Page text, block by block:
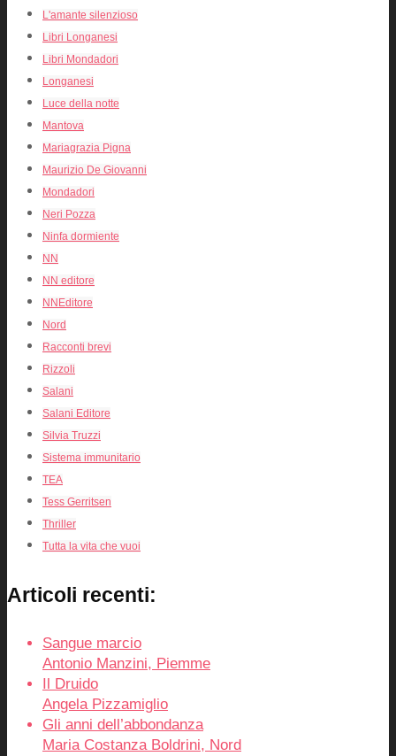
L'amante silenzioso
Libri Longanesi
Libri Mondadori
Longanesi
Luce della notte
Mantova
Mariagrazia Pigna
Maurizio De Giovanni
Mondadori
Neri Pozza
Ninfa dormiente
NN
NN editore
NNEditore
Nord
Racconti brevi
Rizzoli
Salani
Salani Editore
Silvia Truzzi
Sistema immunitario
TEA
Tess Gerritsen
Thriller
Tutta la vita che vuoi
Articoli recenti:
Sangue marcio
Antonio Manzini, Piemme
Il Druido
Angela Pizzamiglio
Gli anni dell’abbondanza
Maria Costanza Boldrini, Nord